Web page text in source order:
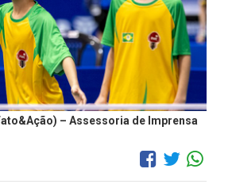
– Assessoria de Imprensa